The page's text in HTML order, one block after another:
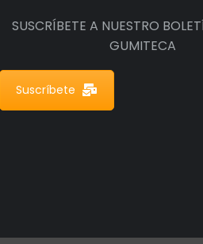
SUSCRÍBETE A NUESTRO
GUMITECA
Suscríbete